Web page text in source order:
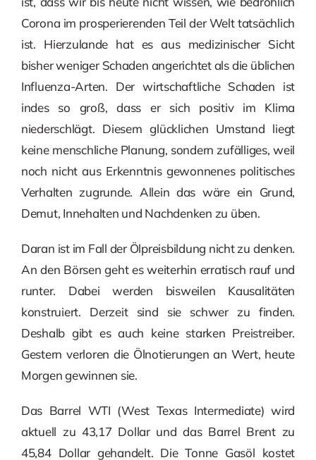
Corona im prosperierenden Teil der Welt tatsächlich
ist. Hierzulande hat es aus medizinischer Sicht
bisher weniger Schaden angerichtet als die üblichen
Influenza-Arten. Der wirtschaftliche Schaden ist
indes so groß, dass er sich positiv im Klima
niederschlägt. Diesem glücklichen Umstand liegt
keine menschliche Planung, sondern zufälliges, weil
noch nicht aus Erkenntnis gewonnenes politisches
Verhalten zugrunde. Allein das wäre ein Grund,
Demut, Innehalten und Nachdenken zu üben.
Daran ist im Fall der Ölpreisbildung nicht zu denken.
An den Börsen geht es weiterhin erratisch rauf und
runter. Dabei werden bisweilen Kausalitäten
konstruiert. Derzeit sind sie schwer zu finden.
Deshalb gibt es auch keine starken Preistreiber.
Gestern verloren die Ölnotierungen an Wert, heute
Morgen gewinnen sie.
Das Barrel WTI (West Texas Intermediate) wird
aktuell zu 43,17 Dollar und das Barrel Brent zu
45,84 Dollar gehandelt. Die Tonne Gasöl kostet